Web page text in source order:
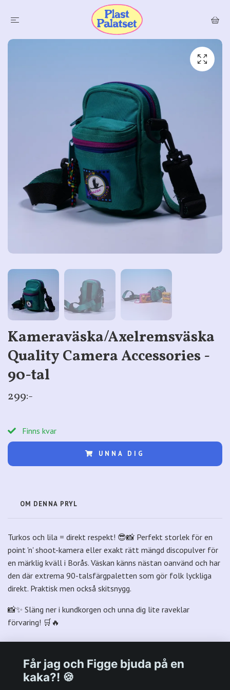
Kameraväska/Axelremsväska
Quality Camera Accessories -
90-tal
299:-
Finns kvar
UNNA DIG
OM DENNA PRYL
Turkos och lila = direkt respekt! 😎📸 Perfekt storlek för en
point 'n' shoot-kamera eller exakt rätt mängd discopulver för
en märklig kväll i Borås. Väskan känns nästan oanvänd och har
den där extrema 90-talsfärgpaletten som gör folk lyckliga
direkt. Praktisk men också skitsnygg.
📸✨ Släng ner i kundkorgen och unna dig lite raveklar
förvaring! 🛒🔥
Får jag och Figge bjuda på en
kaka?! 🍪